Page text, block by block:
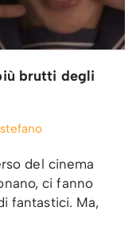
brutti degli
del cinema
ci fanno
fantastici. Ma,